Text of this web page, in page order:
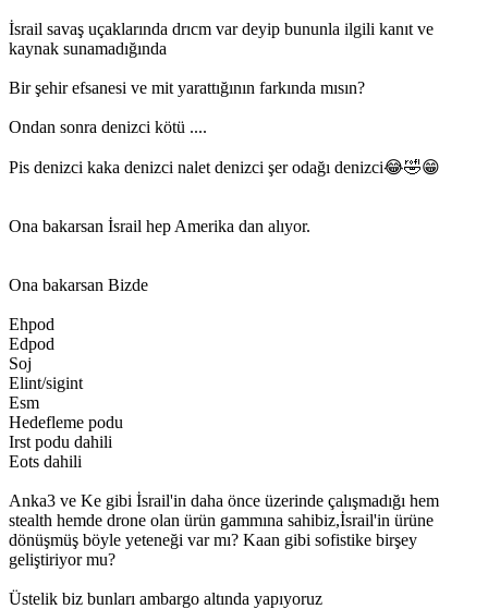
İsrail savaş uçaklarında drıcm var deyip bununla ilgili kanıt ve
kaynak sunamadığında
Bir şehir efsanesi ve mit yarattığının farkında mısın?
Ondan sonra denizci kötü ....
Pis denizci kaka denizci nalet denizci şer odağı denizci😂🤣😁
Ona bakarsan İsrail hep Amerika dan alıyor.
Ona bakarsan Bizde
Ehpod
Edpod
Soj
Elint/sigint
Esm
Hedefleme podu
Irst podu dahili
Eots dahili
Anka3 ve Ke gibi İsrail'in daha önce üzerinde çalışmadığı hem
stealth hemde drone olan ürün gammına sahibiz,İsrail'in ürüne
dönüşmüş böyle yeteneği var mı? Kaan gibi sofistike birşey
geliştiriyor mu?
Üstelik biz bunları ambargo altında yapıyoruz